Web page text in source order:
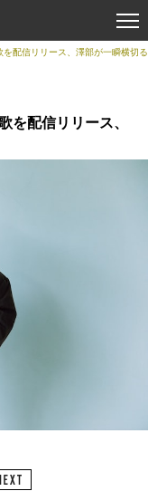
配信リリース、澤部が一瞬横切
配信リリース、